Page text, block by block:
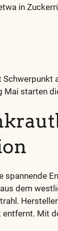
in
starten
spannende
dem
entfernt. Mit